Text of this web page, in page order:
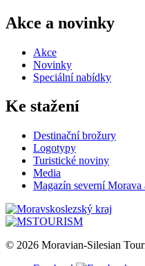
Akce a novinky
Akce
Novinky
Speciální nabídky
Ke stažení
Destinační brožury
Logotypy
Turistické noviny
Media
Magazín severní Morava
© 2026 Moravian-Silesian